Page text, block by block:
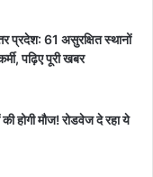
61 असुरक्षित स्थानों
पढ़िए पूरी खबर
होगी मौज! रोडवेज दे रहा ये